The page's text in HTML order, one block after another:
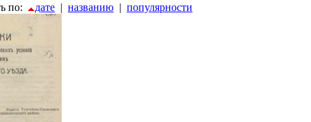
по:
дате | названию | популярности